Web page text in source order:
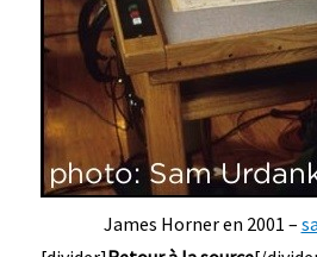
James Horner en 2001 –